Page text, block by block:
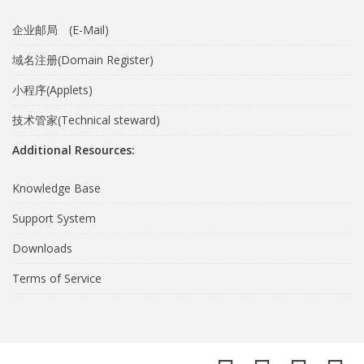
企业邮局 (E-Mail)
域名注册(Domain Register)
小程序(Applets)
技术管家(Technical steward)
Additional Resources:
Knowledge Base
Support System
Downloads
Terms of Service